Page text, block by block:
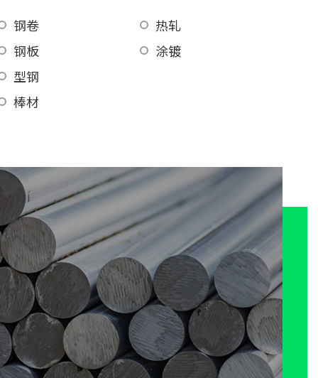
钢卷
钢板
型钢
棒材
热轧
涂镀